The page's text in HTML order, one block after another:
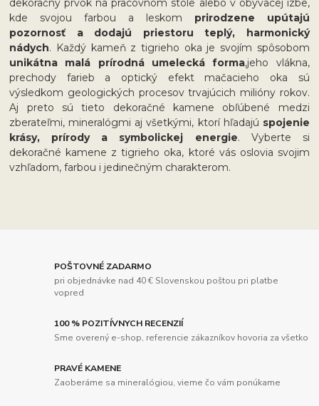
dekoračný prvok na pracovnom stole alebo v obývacej izbe,
kde svojou farbou a leskom prirodzene upútajú
pozornosť a dodajú priestoru teplý, harmonický
nádych. Každý kameň z tigrieho oka je svojím spôsobom
unikátna malá prírodná umelecká forma,jeho vlákna,
prechody farieb a optický efekt mačacieho oka sú
výsledkom geologických procesov trvajúcich milióny rokov.
Aj preto sú tieto dekoračné kamene obľúbené medzi
zberateľmi, mineralógmi aj všetkými, ktorí hľadajú spojenie
krásy, prírody a symbolickej energie. Vyberte si
dekoračné kamene z tigrieho oka, ktoré vás oslovia svojim
vzhľadom, farbou i jedinečným charakterom.
POŠTOVNÉ ZADARMO
pri objednávke nad 40 € Slovenskou poštou pri platbe
vopred
100 % POZITÍVNYCH RECENZIÍ
Sme overený e-shop, referencie zákazníkov hovoria za všetko
PRAVÉ KAMENE
Zaoberáme sa mineralógiou, vieme čo vám ponúkame